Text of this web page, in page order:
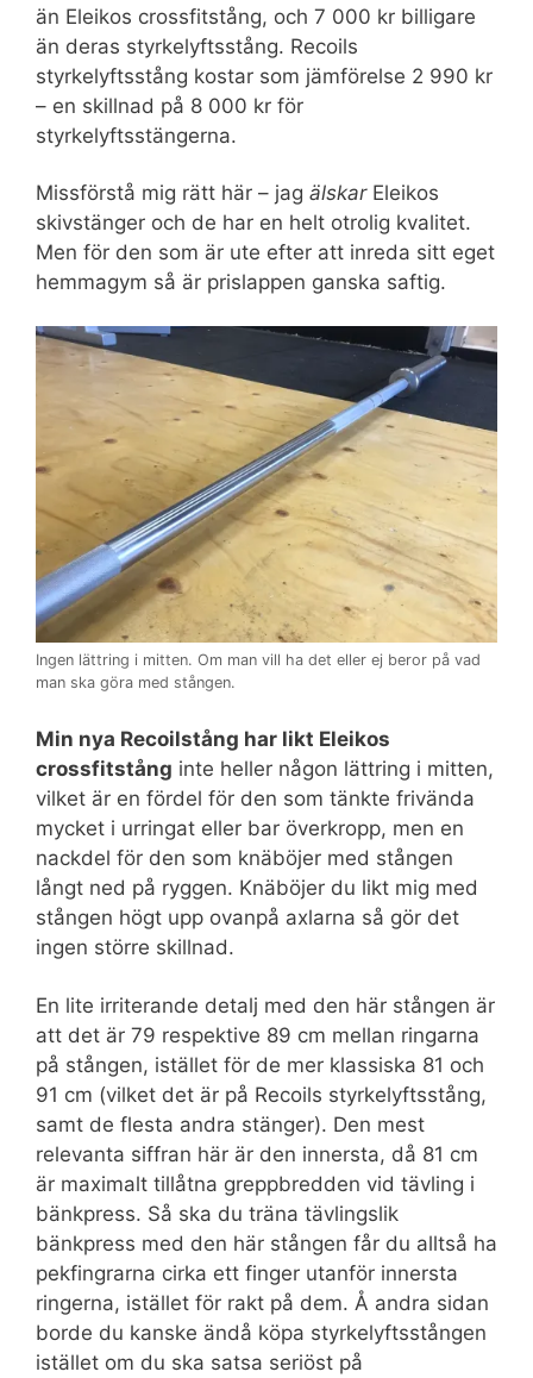
än Eleikos crossfitstång, och 7 000 kr billigare
än deras styrkelyftsstång. Recoils
styrkelyftsstång kostar som jämförelse 2 990 kr
– en skillnad på 8 000 kr för
styrkelyftsstängerna.
Missförstå mig rätt här – jag älskarEleikos
skivstänger och de har en helt otrolig kvalitet.
Men för den som är ute efter att inreda sitt eget
hemmagym så är prislappen ganska saftig.
Ingen lättring i mitten. Om man vill ha det eller ej beror på vad
man ska göra med stången.
Min nya Recoilstång har likt Eleikos
crossfitstång inte heller någon lättring i mitten,
vilket är en fördel för den som tänkte frivända
mycket i urringat eller bar överkropp, men en
nackdel för den som knäböjer med stången
långt ned på ryggen. Knäböjer du likt mig med
stången högt upp ovanpå axlarna så gör det
ingen större skillnad.
En lite irriterande detalj med den här stången är
att det är 79 respektive 89 cm mellan ringarna
på stången, istället för de mer klassiska 81 och
91 cm (vilket det är på Recoils styrkelyftsstång,
samt de flesta andra stänger). Den mest
relevanta siffran här är den innersta, då 81 cm
är maximalt tillåtna greppbredden vid tävling i
bänkpress. Så ska du träna tävlingslik
bänkpress med den här stången får du alltså ha
pekfingrarna cirka ett finger utanför innersta
ringerna, istället för rakt på dem. Å andra sidan
borde du kanske ändå köpa styrkelyftsstången
istället om du ska satsa seriöst på